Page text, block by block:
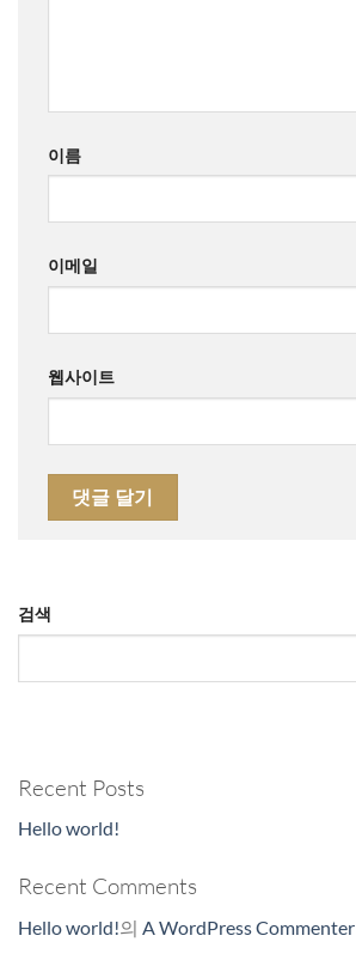
이름
이메일
웹사이트
검색
Recent Posts
Hello world!
Recent Comments
Hello world!의 A WordPress Commenter